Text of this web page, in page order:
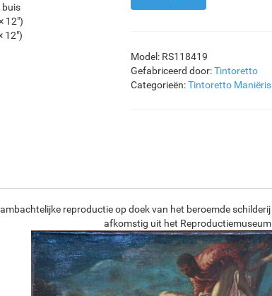
buis
12")
12")
Model: RS118419
Gefabriceerd door:Tintoretto
Categorieën:Tintoretto
reproductie op doek van het beroemde
afkomstig uit het